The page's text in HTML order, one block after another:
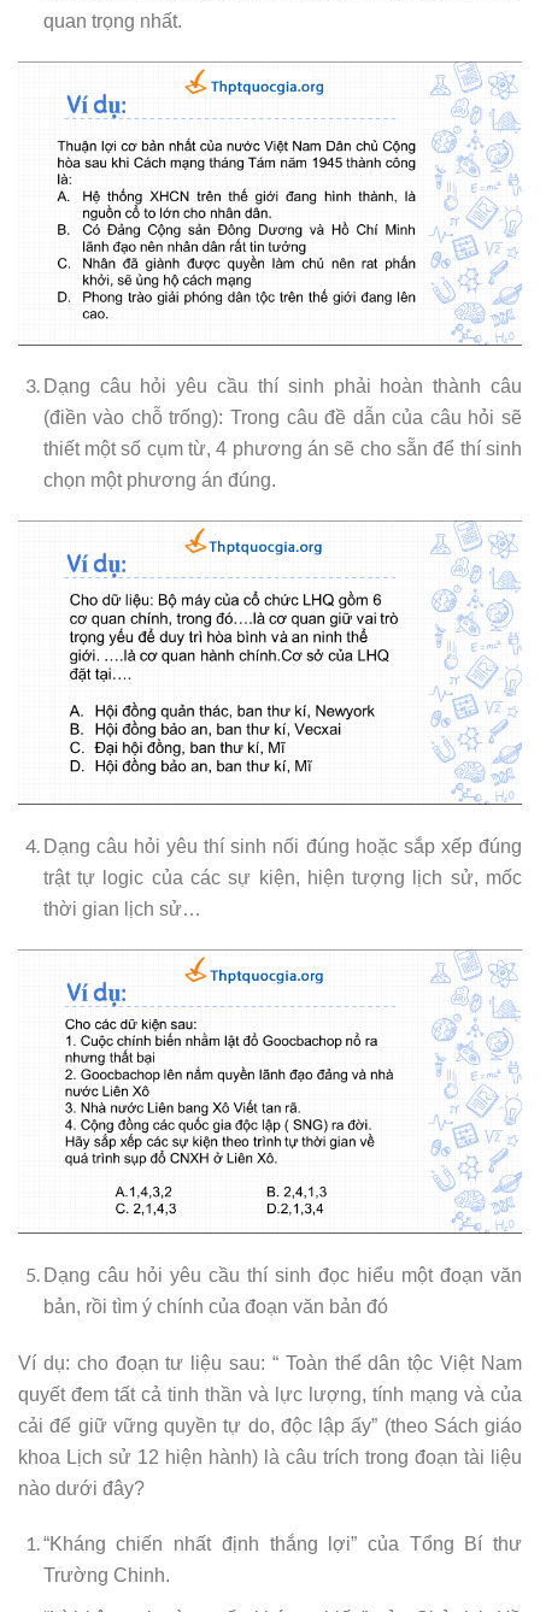
quan trọng nhất.
Dạng câu hỏi yêu cầu thí sinh phải hoàn thành câu
(điền vào chỗ trống): Trong câu đề dẫn của câu hỏi sẽ
thiết một số cụm từ, 4 phương án sẽ cho sẵn để thí sinh
chọn một phương án đúng.
Dạng câu hỏi yêu thí sinh nối đúng hoặc sắp xếp đúng
trật tự logic của các sự kiện, hiện tượng lịch sử, mốc
thời gian lịch sử…
Dạng câu hỏi yêu cầu thí sinh đọc hiểu một đoạn văn
bản, rồi tìm ý chính của đoạn văn bản đó
Ví dụ: cho đoạn tư liệu sau: “ Toàn thể dân tộc Việt Nam
quyết đem tất cả tinh thần và lực lượng, tính mạng và của
cải để giữ vững quyền tự do, độc lập ấy” (theo Sách giáo
khoa Lịch sử 12 hiện hành) là câu trích trong đoạn tài liệu
nào dưới đây?
“Kháng chiến nhất định thắng lợi” của Tổng Bí thư
Trường Chinh.